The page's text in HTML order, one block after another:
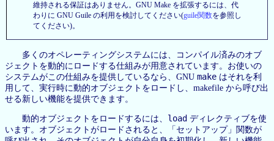
維持される保証はありません。GNU Make を拡張するには、代
わりに GNU Guile の利用を検討してください(guile関数を参照し
てください)。
多くのオペレーティングシステムには、コンパイル済みのオブ
ジェクトを動的にロードする仕組みが用意されています。お使いの
システムがこの仕組みを提供しているなら、GNU make はそれを利
用して、実行時に動的オブジェクトをロードし、makefile から呼び出
せる新しい機能を提供できます。
動的オブジェクトをロードするには、 load ディレクティブを使
います。オブジェクトがロードされると、「セットアップ」関数が